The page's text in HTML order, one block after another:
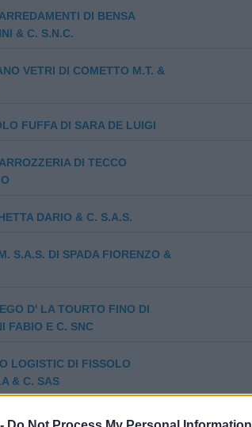
DI BENSA
& C. S.N.C.
VETRI DI COMETTO M.T. &
FUFFA DI SARA DE LUIGI
DI TECCO
DARIO & C. S.A.S.
S.A.S. DI SPADA FIORENZO &
D' LA TOURTO FINO DI
FABIO E C. SNC
LOGISTIC DI FISSOLO
& C. SAS
DI TECCO CLAUDIO & C.